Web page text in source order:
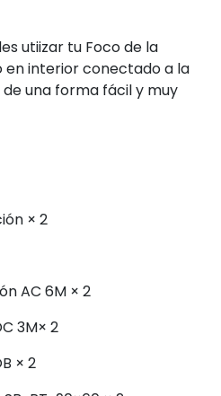
utiizar tu Foco de la
en interior conectado a la
una forma fácil y muy
× 2
AC 6M × 2
3M× 2
× 2